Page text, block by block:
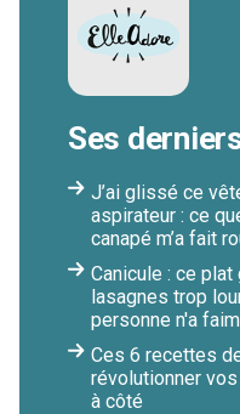
Ses
J’ai glissé ce
aspirateur : ce
canapé m’a fait
Canicule : ce
lasagnes trop
personne n'a faim
Ces 6 recettes
révolutionner
à côté